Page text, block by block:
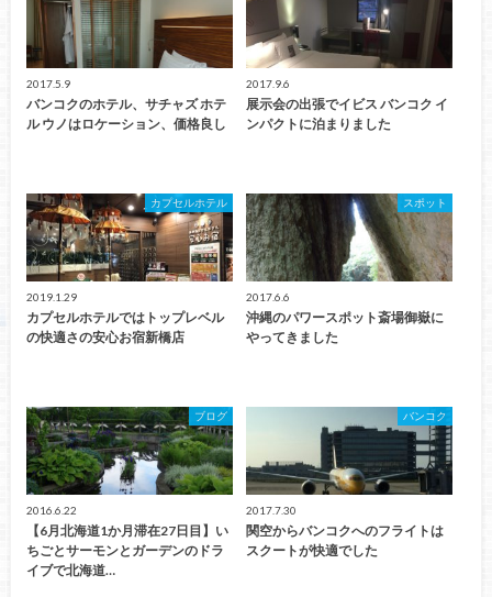
2017.5.9
バンコクのホテル、サチャズ ホテ
ル ウノはロケーション、価格良し
2017.9.6
展示会の出張でイビス バンコク イ
ンパクトに泊まりました
カプセルホテル
2019.1.29
カプセルホテルではトップレベル
の快適さの安心お宿新橋店
スポット
2017.6.6
沖縄のパワースポット斎場御嶽に
やってきました
ブログ
2016.6.22
【6月北海道1か月滞在27日目】い
ちごとサーモンとガーデンのドラ
イブで北海道…
バンコク
2017.7.30
関空からバンコクへのフライトは
スクートが快適でした